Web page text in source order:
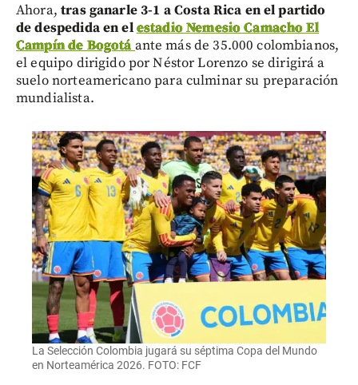
Ahora,tras ganarle 3-1 a Costa Rica en el partido
de despedida en elestadio Nemesio Camacho El
Campín de Bogotá ante más de 35.000 colombianos,
el equipo dirigido por Néstor Lorenzo se dirigirá a
suelo norteamericano para culminar su preparación
mundialista.
La Selección Colombia jugará su séptima Copa del Mundo
en Norteamérica 2026. FOTO: FCF